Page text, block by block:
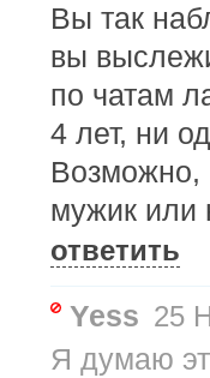
Вы так
вы
по чатам
4 лет, ни
Возможно,
мужик или
ответить
Yess 25
Я думаю